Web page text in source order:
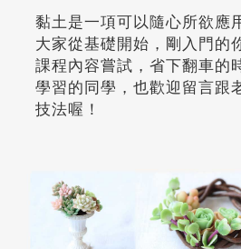
黏土是一項可以隨心所欲應
大家從基礎開始，剛入門的
課程內容嘗試，省下翻車的
學習的同學，也歡迎留言跟
技法喔！